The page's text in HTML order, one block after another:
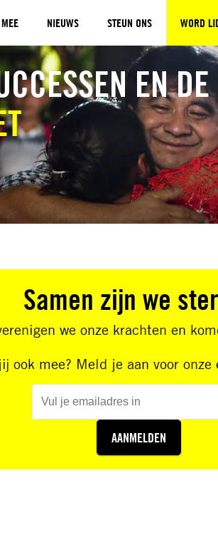
NIEUWS STEUN ONS WORD
EN DE
Samen zijn we
we onze krachten en
ook mee? Meld je aan voor
AANMELDEN